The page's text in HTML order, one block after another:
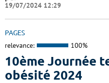
19/07/2024 12:29
PAGES
relevance: 100%
10ème Journée
obésité 2024